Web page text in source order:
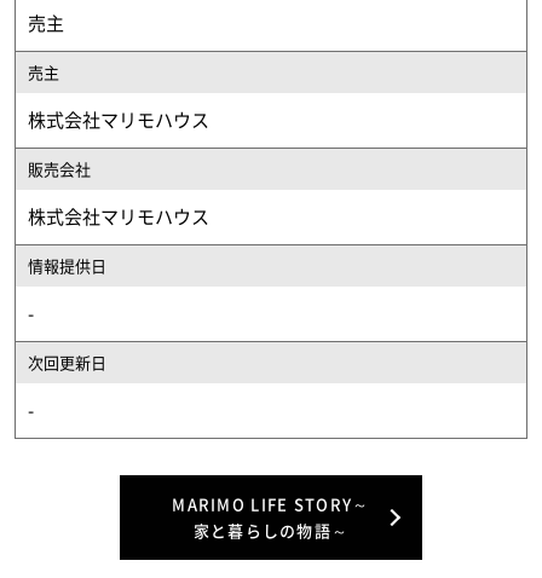
売主
売主
株式会社マリモハウス
販売会社
株式会社マリモハウス
情報提供日
-
次回更新日
-
MARIMO LIFE STORY～
家と暮らしの物語～